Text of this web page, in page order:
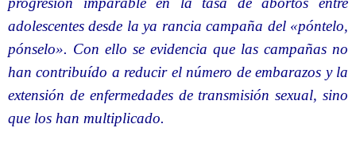
adolescentes desde la ya rancia campaña del «póntelo,
pónselo». Con ello se evidencia que las campañas no
han contribuído a reducir el número de embarazos y la
extensión de enfermedades de transmisión sexual, sino
que los han multiplicado.